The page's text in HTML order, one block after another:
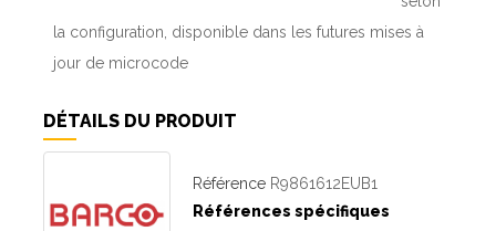
la configuration, disponible dans les futures mises à
jour de microcode
DÉTAILS DU PRODUIT
Référence R9861612EUB1
Références spécifiques